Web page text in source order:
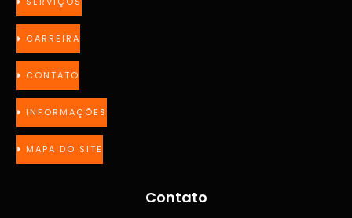
CARREIRA
CONTATO
INFORMAÇÕES
MAPA DO SITE
Contato